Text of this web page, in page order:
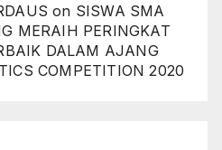
on SISWA SMA
MERAIH PERINGKAT
DALAM AJANG
COMPETITION 2020